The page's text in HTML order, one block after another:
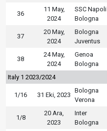
36
11 May,
2024
SSC Napoli
Bologna
37
20 May,
2024
Bologna
Juventus
38
24 May,
2024
Genoa
Bologna
Italy 1 2023/2024
1/16 31 Eki, 2023
Bologna
Verona
1/8
20 Ara,
2023
Inter
Bologna